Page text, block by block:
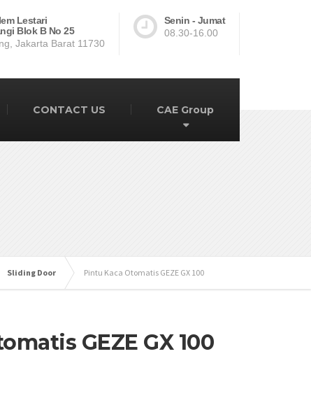
Lestari
Blok B No 25
Jakarta Barat 11730
Senin - Jumat
08.30-16.00
CONTACT US CAE Group
Sliding Door Pintu Kaca Otomatis GEZE GX 100
GEZE GX 100